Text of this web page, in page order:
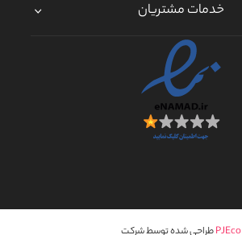
خدمات مشتریان